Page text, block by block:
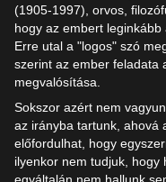
(1905-1997), orvos,
hogy az embert leginkább
Erre utal a "logos" szó
szerint az ember feladata
megvalósítása.
Sokszor azért nem
az irányba tartunk, ahová
előfordulhat, hogy
ilyenkor nem tudjuk, hogy